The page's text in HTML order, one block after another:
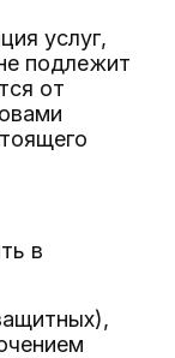
услуг,
подлежит
от
в